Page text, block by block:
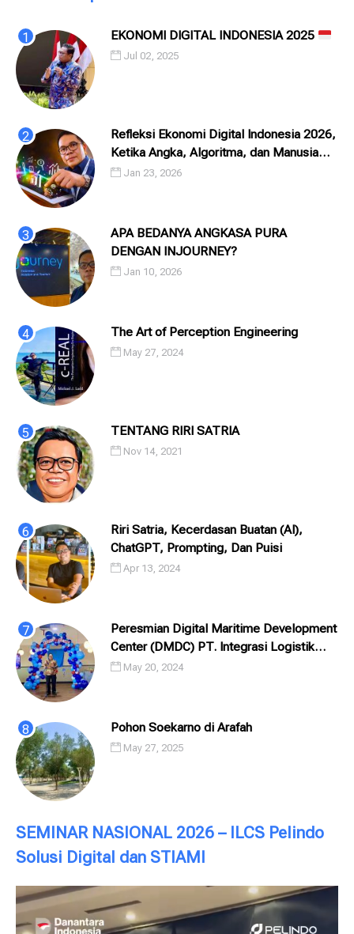
EKONOMI DIGITAL INDONESIA 2025
Jul 02, 2025
Refleksi Ekonomi Digital Indonesia 2026,
Ketika Angka, Algoritma, dan Manusia
Saling Menatap
Jan 23, 2026
APA BEDANYA ANGKASA PURA
DENGAN INJOURNEY?
Jan 10, 2026
The Art of Perception Engineering
May 27, 2024
TENTANG RIRI SATRIA
Nov 14, 2021
Riri Satria, Kecerdasan Buatan (AI),
ChatGPT, Prompting, Dan Puisi
Apr 13, 2024
Peresmian Digital Maritime Development
Center (DMDC) PT. Integrasi Logistik
Cipta Solusi (ILCS) / Pelindo Solusi
May 20, 2024
Pohon Soekarno di Arafah
May 27, 2025
SEMINAR NASIONAL 2026 – ILCS Pelindo
Solusi Digital dan STIAMI